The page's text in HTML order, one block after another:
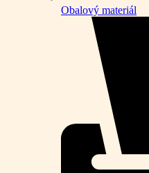
Obalový materiál